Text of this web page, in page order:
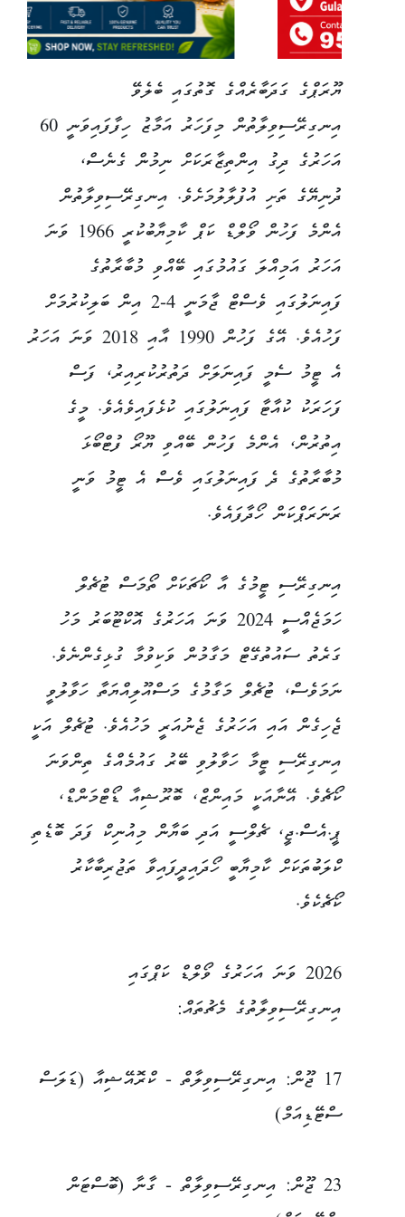
ޔޫރަޕްގެ ގަދަބާރެއްގެ ގޮތުގައި ބެލެވޭ
އިނގިރޭސިވިލާތުން މިފަހަރު އަމާޒު ހިފާފައިވަނީ 60
އަހަރުގެ ދިގު އިންތިޒާރަކަށް ނިމުން ގެނެސް،
ދުނިޔޭގެ ތަށި އުފުލާލުމަށެވެ. އިނގިރޭސިވިލާތުން
އެންމެ ފަހުން ވޯލްޑް ކަޕް ކާމިޔާބުކުރީ 1966 ވަނަ
އަހަރު އަމިއްލަ ގައުމުގައި ބޭއްވި މުބާރާތުގެ
ފައިނަލުގައި ވެސްޓް ޖާމަނީ 4-2 އިން ބަލިކުރުމަށް
ފަހުއެވެ. އޭގެ ފަހުން 1990 އާއި 2018 ވަނަ އަހަރު
އެ ޓީމު ސެމީ ފައިނަލަށް ދަތުރުކުރިއިރު، ފަސް
ފަހަރަކު ކުއާޓާ ފައިނަލުގައި ކުޅެފައިވެއެވެ. މީގެ
އިތުރުން، އެންމެ ފަހުން ބޭއްވި ޔޫރޯ ފުޓްބޯޅަ
މުބާރާތުގެ ދެ ފައިނަލުގައި ވެސް އެ ޓީމު ވަނީ
ރަނަރަޕްކަން ހޯދާފައެވެ.
އިނގިރޭސި ޓީމުގެ އާ ކޯޗަކަށް ތޯމަސް ޓުޗެލް
ހަމަޖެއްސީ 2024 ވަނަ އަހަރުގެ އޮކްޓޫބަރު މަހު
ގަރެތު ސައުތުގޭޓް މަގާމުން ވަކިވުމާ ގުޅިގެންނެވެ.
ނަމަވެސް، ޓުޗެލް މަގާމުގެ މަސްއޫލިއްޔަތާ ހަވާލުވީ
ޖެހިގެން އައި އަހަރުގެ ޖެނުއަރީ މަހުއެވެ. ޓުޗެލް އަކީ
އިނގިރޭސި ޓީމާ ހަވާލުވި ބޭރު ގައުމެއްގެ ތިންވަނަ
ކޯޗެވެ. އޭނާއަކީ މައިންޒް، ބޮރޫޝިއާ ޑޯޓްމަންޑް،
ޕީ.އެސް.ޖީ، ޗެލްސީ އަދި ބަޔާން މިއުނިކް ފަދަ ބޮޑެތި
ކްލަބުތަކަށް ކާމިޔާބީ ހޯދައިދީފައިވާ ތަޖުރިބާކާރު
ކޯޗެކެވެ.
2026 ވަނަ އަހަރުގެ ވޯލްޑް ކަޕްގައި
އިނގިރޭސިވިލާތުގެ މެޗުތައް:
17 ޖޫން: އިނގިރޭސިވިލާތް - ކްރޮއޭޝިއާ (ޑަލަސް
ސްޓޭޑިއަމް)
23 ޖޫން: އިނގިރޭސިވިލާތް - ގާނާ (ބޮސްޓަން